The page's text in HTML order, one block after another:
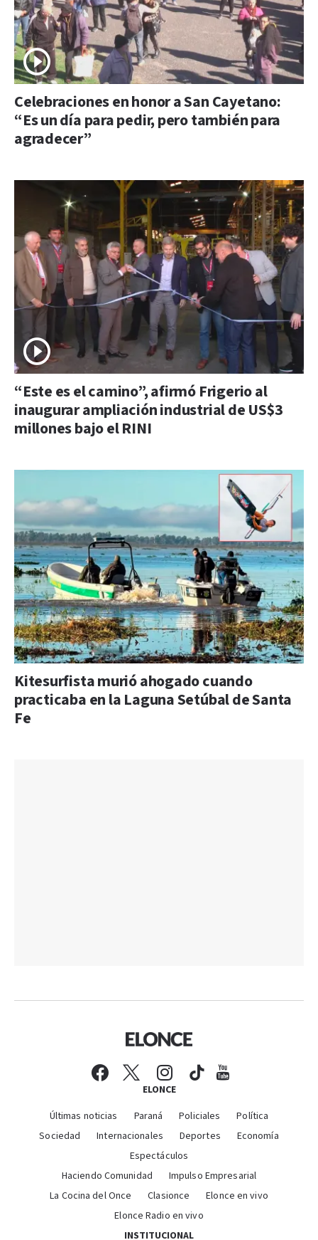
Celebraciones en honor a San Cayetano:
“Es un día para pedir, pero también para
agradecer”
“Este es el camino”, afirmó Frigerio al
inaugurar ampliación industrial de US$3
millones bajo el RINI
Kitesurfista murió ahogado cuando
practicaba en la Laguna Setúbal de Santa
Fe
ELONCE
Últimas noticias Paraná Policiales
Política
Sociedad
Internacionales Deportes
Economía
Espectáculos
Haciendo Comunidad
Impulso Empresarial
La Cocina del Once
Clasionce
Elonce en vivo
Elonce Radio en vivo
INSTITUCIONAL